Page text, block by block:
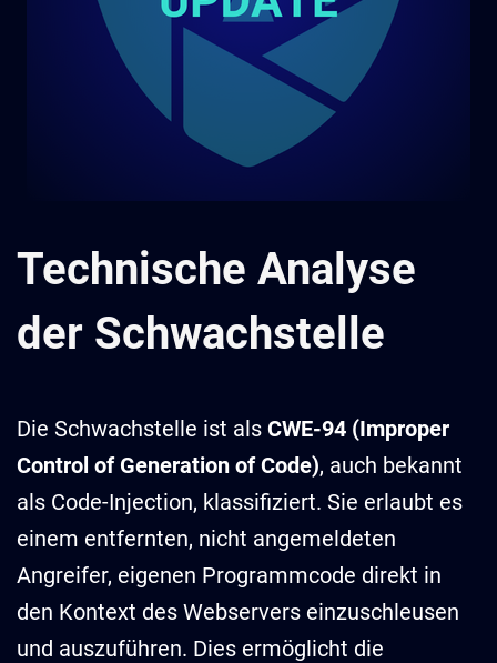
Technische Analyse
der Schwachstelle
Die Schwachstelle ist als CWE-94 (Improper
Control of Generation of Code), auch bekannt
als Code-Injection, klassifiziert. Sie erlaubt es
einem entfernten, nicht angemeldeten
Angreifer, eigenen Programmcode direkt in
den Kontext des Webservers einzuschleusen
und auszuführen. Dies ermöglicht die